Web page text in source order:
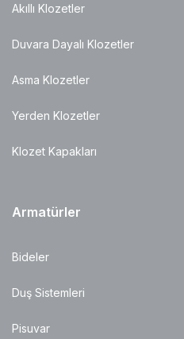
Akıllı Klozetler
Duvara Dayalı Klozetler
Asma Klozetler
Yerden Klozetler
Klozet Kapakları
Armatürler
Bideler
Duş Sistemleri
Pisuvar